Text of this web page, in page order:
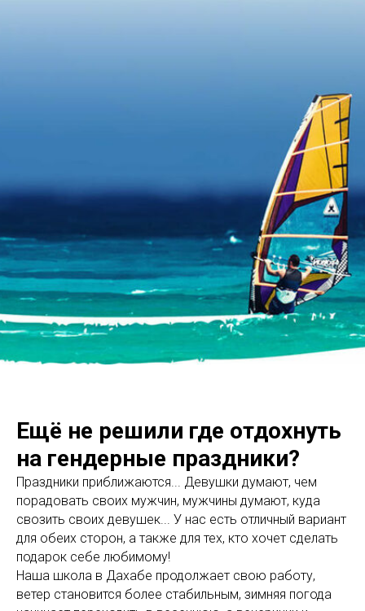
Ещё не решили где отдохнуть
на гендерные праздники?
Праздники приближаются... Девушки думают, чем
порадовать своих мужчин, мужчины думают, куда
свозить своих девушек... У нас есть отличный вариант
для обеих сторон, а также для тех, кто хочет сделать
подарок себе любимому!
Наша школа в Дахабе продолжает свою работу,
ветер становится более стабильным, зимняя погода